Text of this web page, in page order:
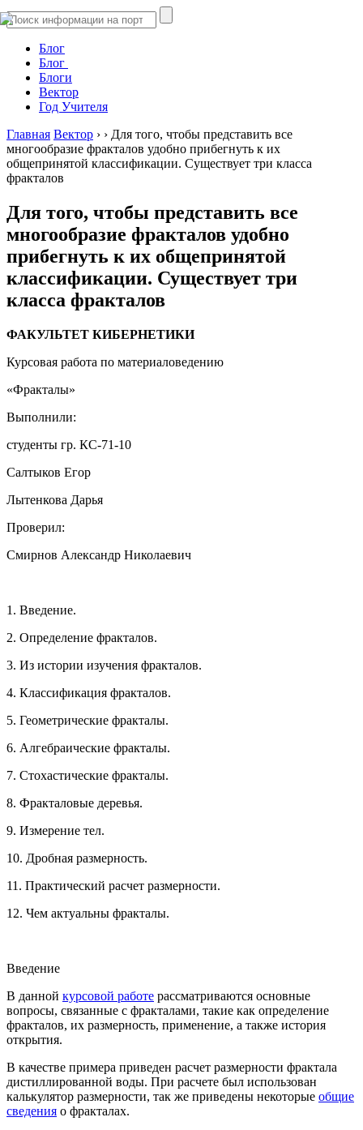
Блог
Блог
Блоги
Вектор
Год Учителя
Главная Вектор › › Для того, чтобы представить все
многообразие фракталов удобно прибегнуть к их
общепринятой классификации. Существует три класса
фракталов
Для того, чтобы представить все
многообразие фракталов удобно
прибегнуть к их общепринятой
классификации. Существует три
класса фракталов
ФАКУЛЬТЕТ КИБЕРНЕТИКИ
Курсовая работа по материаловедению
«Фракталы»
Выполнили:
студенты гр. КС-71-10
Салтыков Егор
Лытенкова Дарья
Проверил:
Смирнов Александр Николаевич
1. Введение.
2. Определение фракталов.
3. Из истории изучения фракталов.
4. Классификация фракталов.
5. Геометрические фракталы.
6. Алгебраические фракталы.
7. Стохастические фракталы.
8. Фракталовые деревья.
9. Измерение тел.
10. Дробная размерность.
11. Практический расчет размерности.
12. Чем актуальны фракталы.
Введение
В данной курсовой работе рассматриваются основные
вопросы, связанные с фракталами, такие как определение
фракталов, их размерность, применение, а также история
открытия.
В качестве примера приведен расчет размерности фрактала
дистиллированной воды. При расчете был использован
калькулятор размерности, так же приведены некоторые общие
сведения о фракталах.